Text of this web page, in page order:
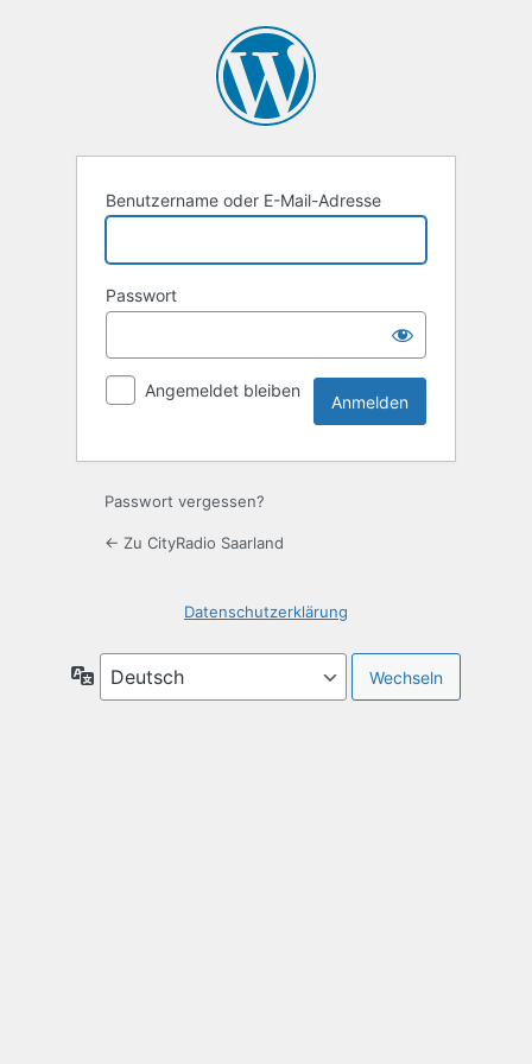
Benutzername oder E-Mail-Adresse
Passwort
Angemeldet bleiben
Passwort vergessen?
← Zu CityRadio Saarland
Datenschutzerklärung
Sprache